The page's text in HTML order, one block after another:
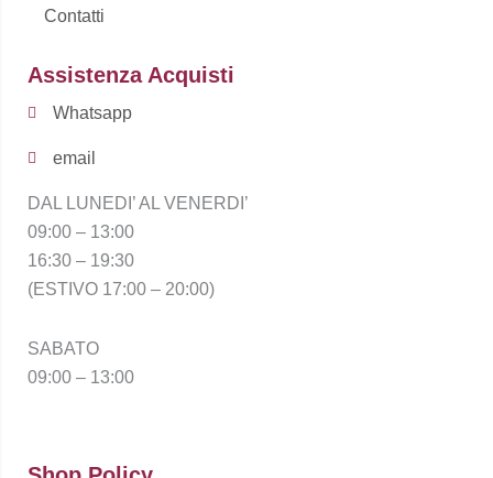
Contatti
Assistenza Acquisti
Whatsapp
email
DAL LUNEDI’ AL VENERDI’
09:00 – 13:00
16:30 – 19:30
(ESTIVO 17:00 – 20:00)
SABATO
09:00 – 13:00